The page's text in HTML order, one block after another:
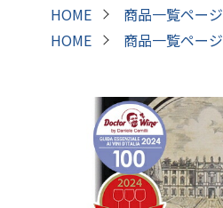
HOME
商品一覧ページ
HOME
商品一覧ページ